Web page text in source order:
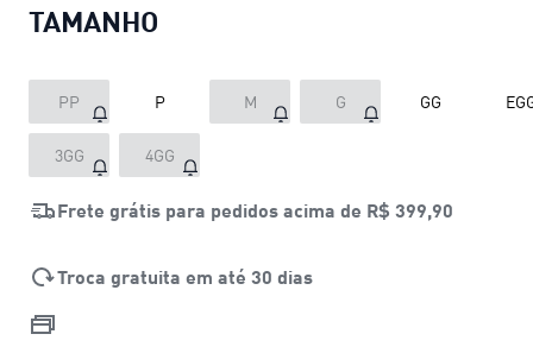
TAMANHO
PP P M G GG
3GG 4GG
Frete grátis para pedidos acima de R$ 399,90
Troca gratuita em até 30 dias